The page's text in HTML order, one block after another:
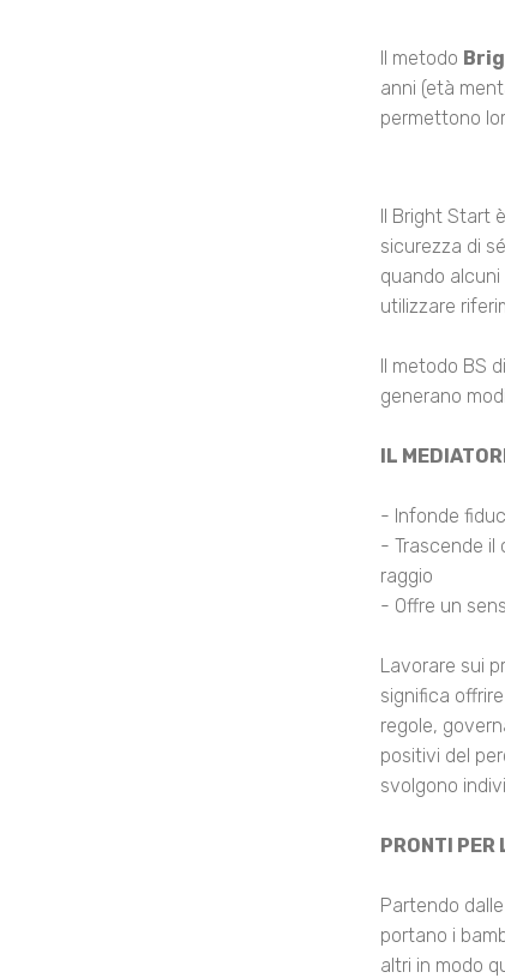
Il metodo
anni (età
permettono
Il Bright Start
sicurezza di
quando
utilizzare
Il metodo BS
generano
IL
- Infonde
- Trascende il
raggio
- Offre un
Lavorare sui
significa
regole,
positivi del
svolgono
PRONTI PER
Partendo
portano i
altri in modo